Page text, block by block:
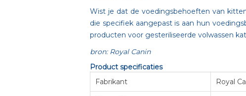
Wist je dat de voedingsbehoeften van
die specifiek aangepast is aan hun
producten voor gesteriliseerde volwassen
bron: Royal Canin
Product specificaties
Fabrikant Royal